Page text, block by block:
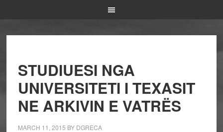
STUDIUESI NGA
UNIVERSITETI I TEXASIT
NE ARKIVIN E VATRËS
MARCH 11, 2015 BY DGRECA